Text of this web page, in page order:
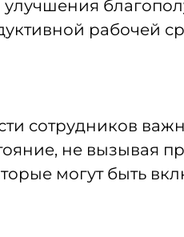
рабочей
сотрудников
не вызывая
могут быть